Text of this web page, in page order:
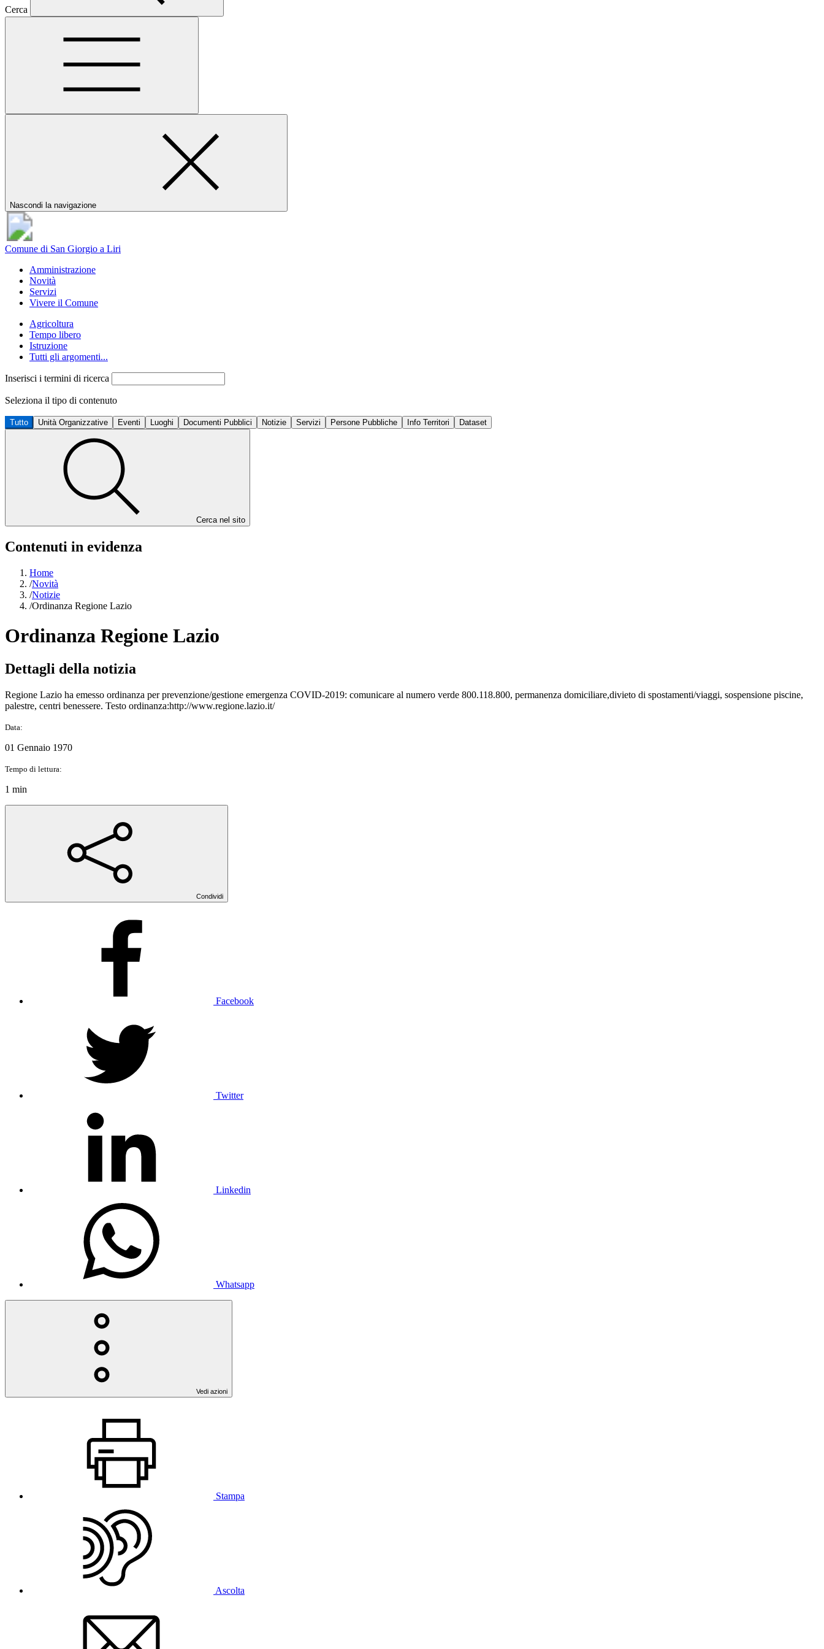
Cerca
Nascondi la navigazione
Comune di San Giorgio a Liri
Amministrazione
Novità
Servizi
Vivere il Comune
Agricoltura
Tempo libero
Istruzione
Tutti gli argomenti...
Inserisci i termini di ricerca
Seleziona il tipo di contenuto
Tutto Unità Organizzative Eventi Luoghi Documenti Pubblici Notizie Servizi Persone Pubbliche Info Territori Dataset
Cerca nel sito
Contenuti in evidenza
Home
/Novità
/Notizie
/Ordinanza Regione Lazio
Ordinanza Regione Lazio
Dettagli della notizia
Regione Lazio ha emesso ordinanza per prevenzione/gestione emergenza COVID-2019: comunicare al numero verde 800.118.800, permanenza domiciliare,divieto di spostamenti/viaggi, sospensione piscine,
palestre, centri benessere. Testo ordinanza:http://www.regione.lazio.it/
Data:
01 Gennaio 1970
Tempo di lettura:
1 min
Condividi
Facebook
Twitter
Linkedin
Whatsapp
Vedi azioni
Stampa
Ascolta